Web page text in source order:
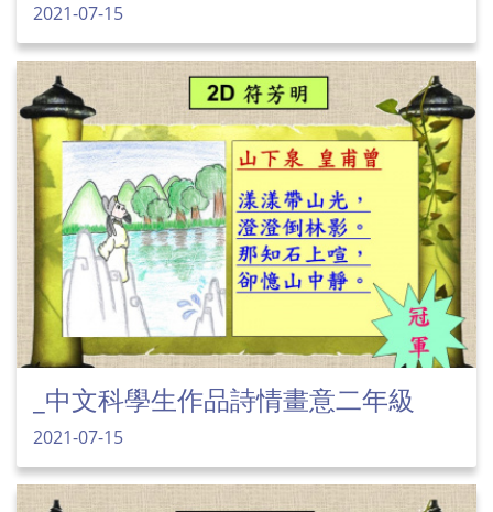
2021-07-15
_中文科學生作品詩情畫意二年級
2021-07-15